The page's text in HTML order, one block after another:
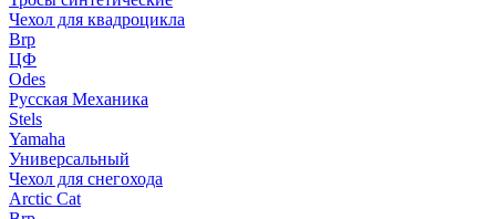
Чехол для квадроцикла
Brp
ЦФ
Odes
Русская Механика
Stels
Yamaha
Универсальный
Чехол для снегохода
Arctic Cat